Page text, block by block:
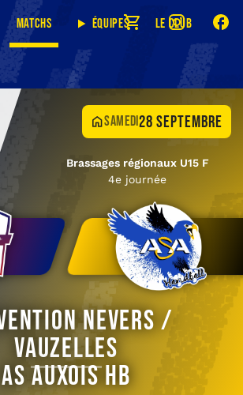
Matchs Équipes Le club
samedi28 septembre
Brassages régionaux U15 F
4e journée
Nevers /
Vauzelles
AS Auxois HB